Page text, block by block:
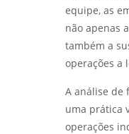
equipe, as
não apenas
também a
operações a
A análise de
uma prática
operações